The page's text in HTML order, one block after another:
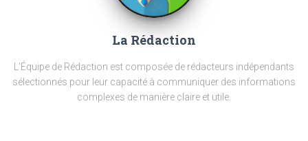
La Rédaction
L'Équipe de Rédaction est composée de rédacteurs indépendants
sélectionnés pour leur capacité à communiquer des informations
complexes de manière claire et utile.